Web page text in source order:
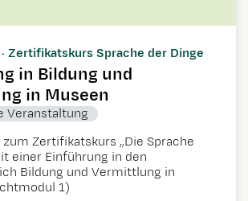
Zertifikatskurs Sprache der Dinge
in Bildung und
in Museen
Veranstaltung
Zertifikatskurs „Die Sprache
einer Einführung in den
Bildung und Vermittlung in
1)